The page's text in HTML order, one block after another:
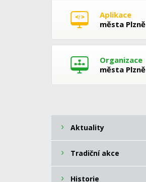
Aplikace
města Plzně
Organizace
města Plzně
Aktuality
Tradiční akce
Historie